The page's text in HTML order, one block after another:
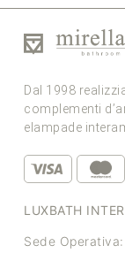
Dal 1998
complementi
elampade
LUXBATH
Sede Operativa: